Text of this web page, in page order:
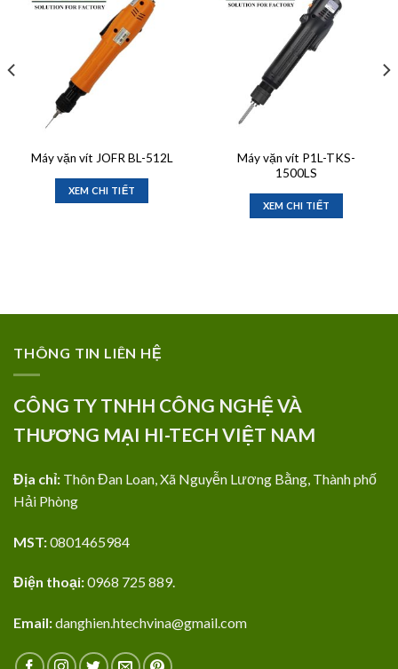
Add to
wishlist
Máy vặn vít JOFR BL-512L
XEM CHI TIẾT
Máy vặn vít P1L-TKS-
1500LS
XEM CHI TIẾT
THÔNG TIN LIÊN HỆ
CÔNG TY TNHH CÔNG NGHỆ VÀ
THƯƠNG MẠI HI-TECH VIỆT NAM
Địa chỉ: Thôn Đan Loan, Xã Nguyễn Lương Bằng, Thành phố
Hải Phòng
MST:0801465984
Điện thoại:0968 725 889.
Email:danghien.htechvina@gmail.com